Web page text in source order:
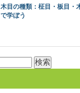
最近話題の「森林認証
日本各地の林業のモデルとな
木目の種類：柾目・板目・
で学ぼう